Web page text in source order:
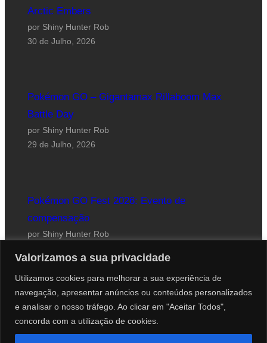
Valorizamos a sua privacidade
Utilizamos cookies para melhorar a sua experiência de
navegação, apresentar anúncios ou conteúdos personalizados
e analisar o nosso tráfego. Ao clicar em "Aceitar Todos",
concorda com a utilização de cookies.
Arctic Embers
por Shiny Hunter Rob
30 de Julho, 2026
Pokémon GO – Gigantamax Rillaboom Max
Battle Day
por Shiny Hunter Rob
29 de Julho, 2026
Pokémon GO Fest 2026: Evento de
compensação
por Shiny Hunter Rob
Website desenhado por Roberto Coutinho